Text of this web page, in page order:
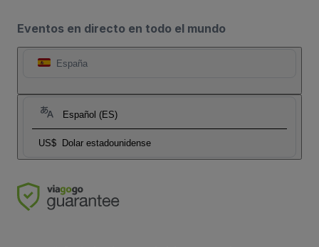
Eventos en directo en todo el mundo
España
Español (ES)
US$ Dolar estadounidense